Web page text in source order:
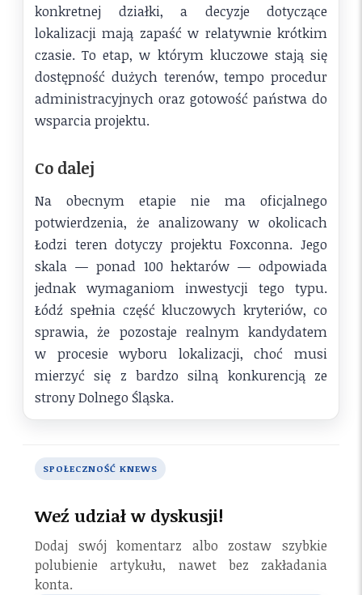
konkretnej działki, a decyzje dotyczące
lokalizacji mają zapaść w relatywnie krótkim
czasie. To etap, w którym kluczowe stają się
dostępność dużych terenów, tempo procedur
administracyjnych oraz gotowość państwa do
wsparcia projektu.
Co dalej
Na obecnym etapie nie ma oficjalnego
potwierdzenia, że analizowany w okolicach
Łodzi teren dotyczy projektu Foxconna. Jego
skala — ponad 100 hektarów — odpowiada
jednak wymaganiom inwestycji tego typu.
Łódź spełnia część kluczowych kryteriów, co
sprawia, że pozostaje realnym kandydatem
w procesie wyboru lokalizacji, choć musi
mierzyć się z bardzo silną konkurencją ze
strony Dolnego Śląska.
SPOŁECZNOŚĆ KNEWS
Weź udział w dyskusji!
Dodaj swój komentarz albo zostaw szybkie
polubienie artykułu, nawet bez zakładania
konta.